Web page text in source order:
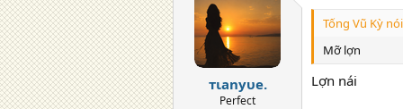
тιanyυe.
Perfect
Tống Vũ Kỳ
Mỡ lợn
Lợn nái